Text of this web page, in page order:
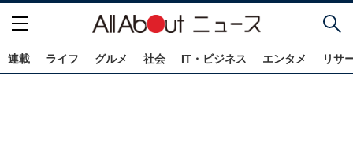
連載 ライフ グルメ 社会 IT・ビジネス エンタメ リサ